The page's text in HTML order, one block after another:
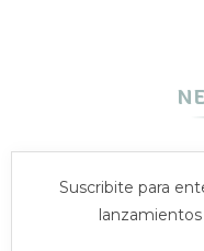
Suscribite para